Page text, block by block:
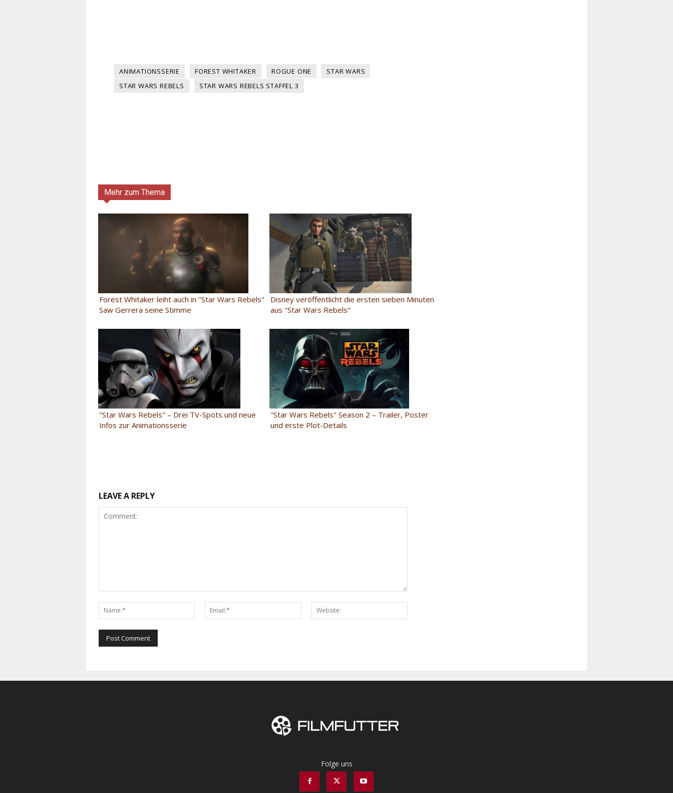
ANIMATIONSSERIE FOREST WHITAKER ROGUE ONE
STAR WARS
STAR WARS REBELS
STAR WARS REBELS STAFFEL 3
Mehr zum Thema
Forest Whitaker leiht auch in "Star Wars Rebels"
Saw Gerrera seine Stimme
Disney veröffentlicht die ersten sieben Minuten
aus "Star Wars Rebels"
"Star Wars Rebels" – Drei TV-Spots und neue
Infos zur Animationsserie
"Star Wars Rebels" Season 2 – Trailer, Poster
und erste Plot-Details
LEAVE A REPLY
Name:*
Email:*
Folge uns